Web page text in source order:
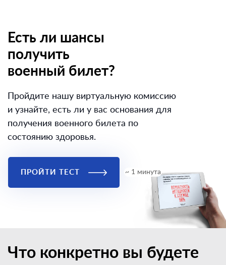
Есть ли шансы
получить
военный билет?
Пройдите нашу виртуальную комиссию
и узнайте, есть ли у вас основания для
получения военного билета по
состоянию здоровья.
ПРОЙТИ ТЕСТ ~ 1 минута
Что конкретно вы будете